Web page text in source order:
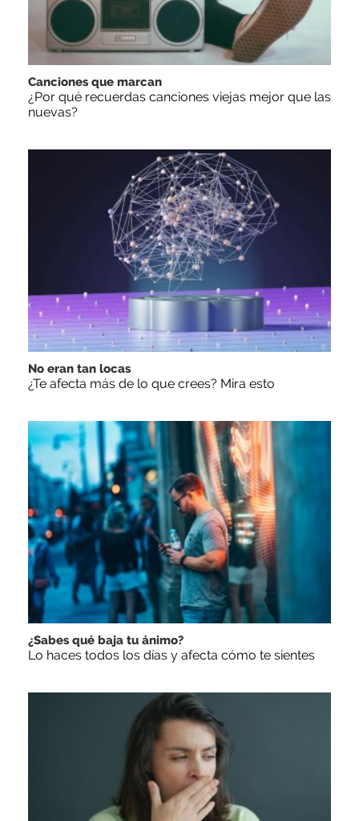
Canciones que marcan
¿Por qué recuerdas canciones viejas mejor que las
nuevas?
No eran tan locas
¿Te afecta más de lo que crees? Mira esto
¿Sabes qué baja tu ánimo?
Lo haces todos los días y afecta cómo te sientes